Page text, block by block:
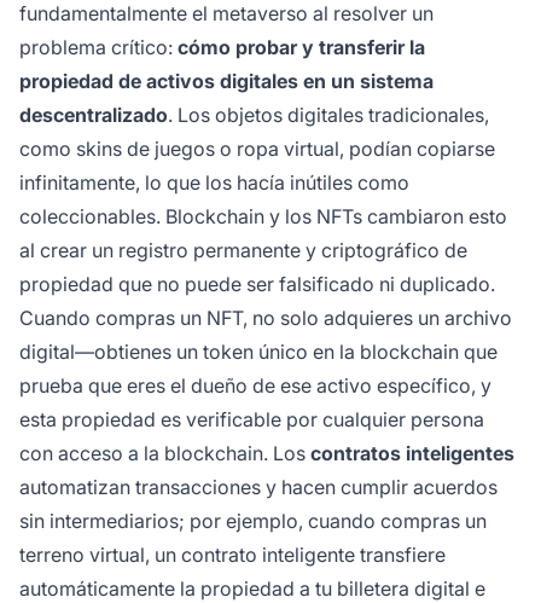
fundamentalmente el metaverso al resolver un
problema crítico: cómo probar y transferir la
propiedad de activos digitales en un sistema
descentralizado. Los objetos digitales tradicionales,
como skins de juegos o ropa virtual, podían copiarse
infinitamente, lo que los hacía inútiles como
coleccionables. Blockchain y los NFTs cambiaron esto
al crear un registro permanente y criptográfico de
propiedad que no puede ser falsificado ni duplicado.
Cuando compras un NFT, no solo adquieres un archivo
digital—obtienes un token único en la blockchain que
prueba que eres el dueño de ese activo específico, y
esta propiedad es verificable por cualquier persona
con acceso a la blockchain. Los contratos inteligentes
automatizan transacciones y hacen cumplir acuerdos
sin intermediarios; por ejemplo, cuando compras un
terreno virtual, un contrato inteligente transfiere
automáticamente la propiedad a tu billetera digital e